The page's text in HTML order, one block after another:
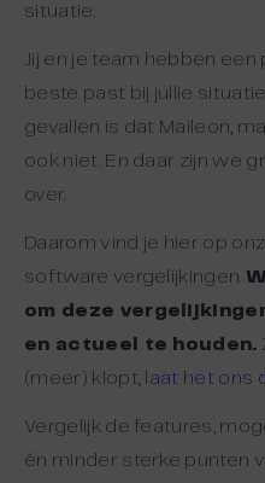
situatie.
Jij en je team hebben
beste past bij jullie
gevallen is dat Maileon,
ook niet. En daar zijn we
over.
Daarom vind je hier op
software vergelijkingen.
om deze
en actueel te houden.
(meer) klopt,
laat het ons
Vergelijk de features,
én minder sterke punten